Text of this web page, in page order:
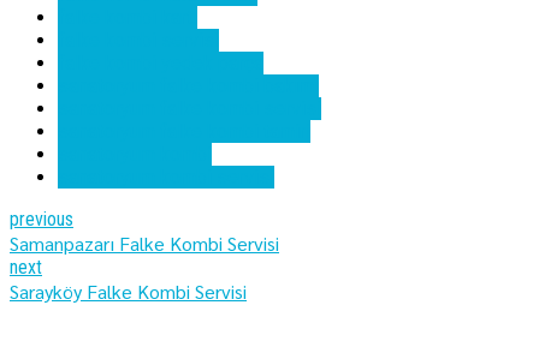
previous
Samanpazarı Falke Kombi Servisi
next
Sarayköy Falke Kombi Servisi